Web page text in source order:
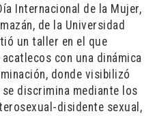
Internacional de la Mujer,
de la Universidad
un taller en el que
con una dinámica
donde visibilizó
discrimina mediante los
disidente sexual,